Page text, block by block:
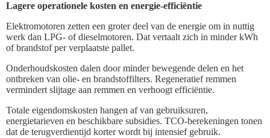
Lagere operationele kosten en energie-efficiëntie
Elektromotoren zetten een groter deel van de energie om in nuttig
werk dan LPG- of dieselmotoren. Dat vertaalt zich in minder kWh
of brandstof per verplaatste pallet.
Onderhoudskosten dalen door minder bewegende delen en het
ontbreken van olie- en brandstoffilters. Regeneratief remmen
vermindert slijtage aan remmen en verhoogt efficiëntie.
Totale eigendomskosten hangen af van gebruiksuren,
energietarieven en beschikbare subsidies. TCO-berekeningen tonen
dat de terugverdientijd korter wordt bij intensief gebruik.